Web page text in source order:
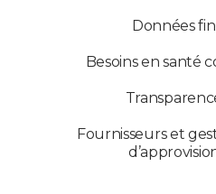
Données
Besoins en santé
Fournisseurs et